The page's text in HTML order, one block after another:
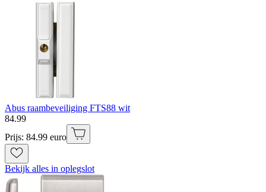
Abus raambeveiliging FTS88 wit
84.99
Prijs: 84.99 euro
Bekijk alles in oplegslot